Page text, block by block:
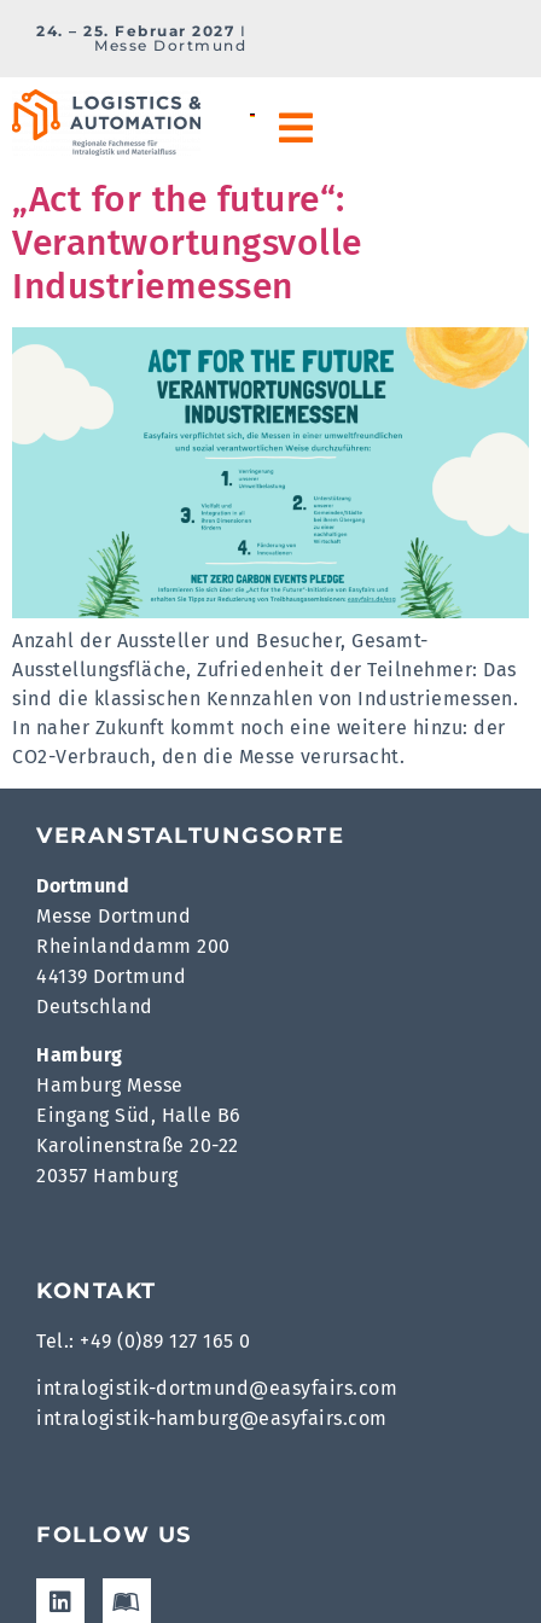
24. – 25. Februar 2027 I
Messe Dortmund
„Act for the future“:
Verantwortungsvolle
Industriemessen
Anzahl der Aussteller und Besucher, Gesamt-
Ausstellungsfläche, Zufriedenheit der Teilnehmer: Das
sind die klassischen Kennzahlen von Industriemessen.
In naher Zukunft kommt noch eine weitere hinzu: der
CO2-Verbrauch, den die Messe verursacht.
VERANSTALTUNGSORTE
Dortmund
Messe Dortmund
Rheinlanddamm 200
44139 Dortmund
Deutschland
Hamburg
Hamburg Messe
Eingang Süd, Halle B6
Karolinenstraße 20-22
20357 Hamburg
KONTAKT
Tel.: +49 (0)89 127 165 0
intralogistik-dortmund@easyfairs.com
intralogistik-hamburg@easyfairs.com
FOLLOW US